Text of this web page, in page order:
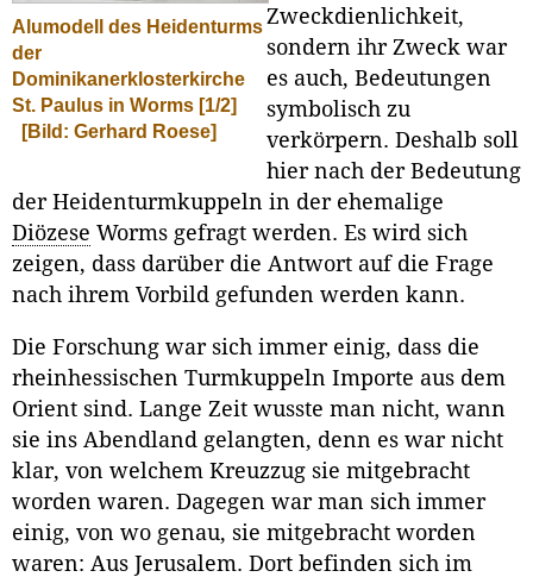
Alumodell des Heidenturms
der
Dominikanerklosterkirche
St. Paulus in Worms [1/2]
[Bild: Gerhard Roese]
Zweckdienlichkeit,
sondern ihr Zweck war
es auch, Bedeutungen
symbolisch zu
verkörpern. Deshalb soll
hier nach der Bedeutung
der Heidenturmkuppeln in der ehemalige
Diözese Worms gefragt werden. Es wird sich
zeigen, dass darüber die Antwort auf die Frage
nach ihrem Vorbild gefunden werden kann.
Die Forschung war sich immer einig, dass die
rheinhessischen Turmkuppeln Importe aus dem
Orient sind. Lange Zeit wusste man nicht, wann
sie ins Abendland gelangten, denn es war nicht
klar, von welchem Kreuzzug sie mitgebracht
worden waren. Dagegen war man sich immer
einig, von wo genau, sie mitgebracht worden
waren: Aus Jerusalem. Dort befinden sich im